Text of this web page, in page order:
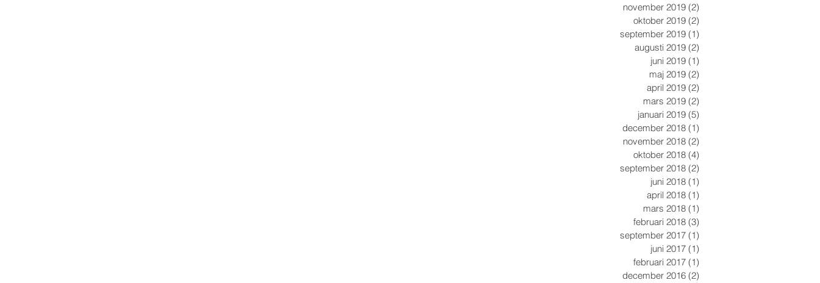
november 2019 (2)
oktober 2019 (2)
september 2019 (1)
augusti 2019 (2)
juni 2019 (1)
maj 2019 (2)
april 2019 (2)
mars 2019 (2)
januari 2019 (5)
december 2018 (1)
november 2018 (2)
oktober 2018 (4)
september 2018 (2)
juni 2018 (1)
april 2018 (1)
mars 2018 (1)
februari 2018 (3)
september 2017 (1)
juni 2017 (1)
februari 2017 (1)
december 2016 (2)